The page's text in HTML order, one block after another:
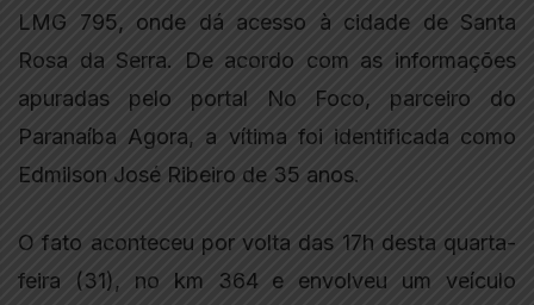
LMG 795, onde dá acesso à cidade de Santa
Rosa da Serra. De acordo com as informações
apuradas pelo portal No Foco, parceiro do
Paranaíba Agora, a vítima foi identificada como
Edmilson José Ribeiro de 35 anos.
O fato aconteceu por volta das 17h desta quarta-
feira (31), no km 364 e envolveu um veículo